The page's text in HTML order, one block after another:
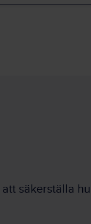
säkerställa